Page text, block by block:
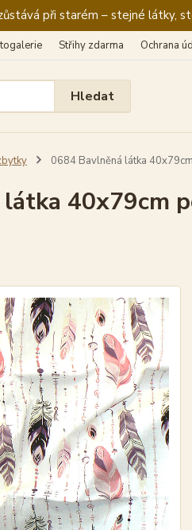
při starém – stejné látky,
Střihy zdarma Ochrana
Hledat
0684 Bavlněná látka
40x79cm